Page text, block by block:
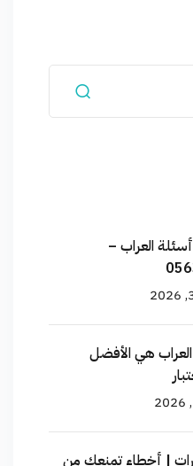
العراب –
هي الأفضل
| أخطاء تمنعك من